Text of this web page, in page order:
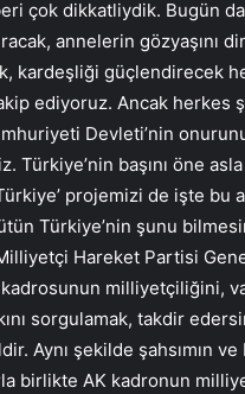
çok dikkatliydik. Bugün
annelerin gözyaşını
kardeşliği güçlendirecek
ediyoruz. Ancak herkes
Devleti’nin
Türkiye’nin başını öne
projemizi de işte bu
Türkiye’nin şunu
Hareket Partisi
milliyetçiliğini,
sorgulamak, takdir
Aynı şekilde şahsımın
birlikte AK kadronun